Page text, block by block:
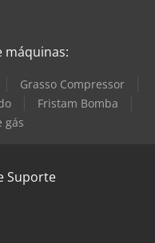
máquinas:
Grasso Compressor
Fristam Bomba
gás
Suporte